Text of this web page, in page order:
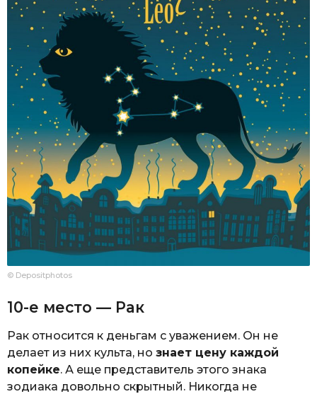
© Depositphotos
10-е место — Рак
Рак относится к деньгам с уважением. Он не
делает из них культа, но знает цену каждой
копейке. А еще представитель этого знака
зодиака довольно скрытный. Никогда не